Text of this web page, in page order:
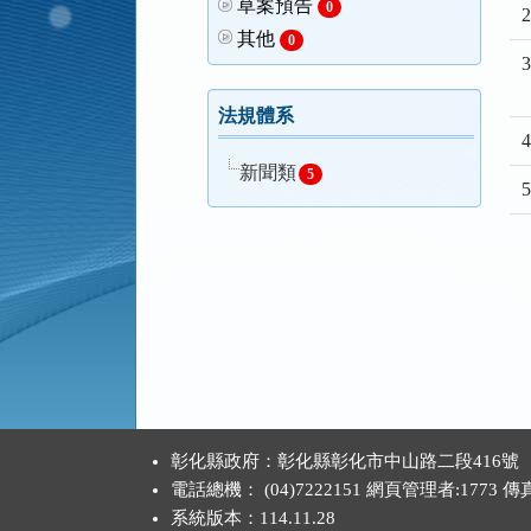
草案預告 0
其他 0
法規體系
新聞類 5
彰化縣政府：彰化縣彰化市中山路二段416號
電話總機： (04)7222151 網頁管理者:1773 傳
系統版本： 114.11.28